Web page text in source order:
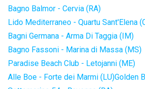
Bagno Balmor - Cervia (RA)
Lido Mediterraneo - Quartu Sant'Elena
Bagni Germana - Arma Di Taggia (IM)
Bagno Fassoni - Marina di Massa (MS)
Paradise Beach Club - Letojanni (ME)
Alle Boe - Forte dei Marmi (LU)Golden